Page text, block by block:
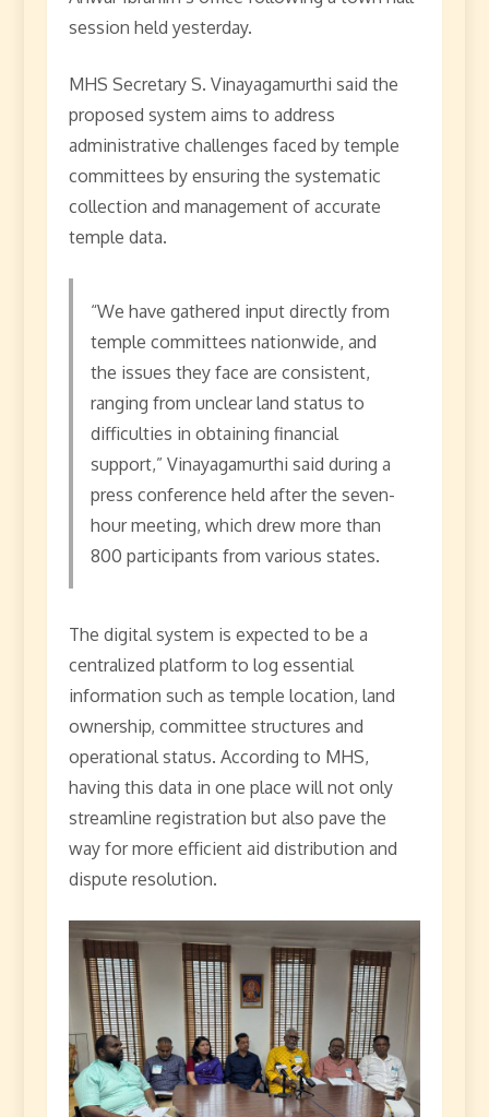
session held yesterday.
MHS Secretary S. Vinayagamurthi said the
proposed system aims to address
administrative challenges faced by temple
committees by ensuring the systematic
collection and management of accurate
temple data.
“We have gathered input directly from
temple committees nationwide, and
the issues they face are consistent,
ranging from unclear land status to
difficulties in obtaining financial
support,” Vinayagamurthi said during a
press conference held after the seven-
hour meeting, which drew more than
800 participants from various states.
The digital system is expected to be a
centralized platform to log essential
information such as temple location, land
ownership, committee structures and
operational status. According to MHS,
having this data in one place will not only
streamline registration but also pave the
way for more efficient aid distribution and
dispute resolution.